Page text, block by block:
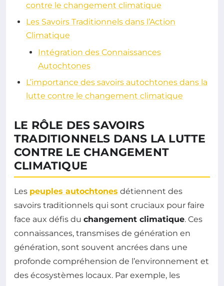
contre le changement climatique
Les Savoirs Traditionnels dans l’Action
Climatique
Intégration des Connaissances
Autochtones
L’importance des savoirs autochtones dans la
lutte contre le changement climatique
LE RÔLE DES SAVOIRS
TRADITIONNELS DANS LA LUTTE
CONTRE LE CHANGEMENT
CLIMATIQUE
Les peuples autochtones détiennent des
savoirs traditionnels qui sont cruciaux pour faire
face aux défis du changement climatique. Ces
connaissances, transmises de génération en
génération, sont souvent ancrées dans une
profonde compréhension de l’environnement et
des écosystèmes locaux. Par exemple, les